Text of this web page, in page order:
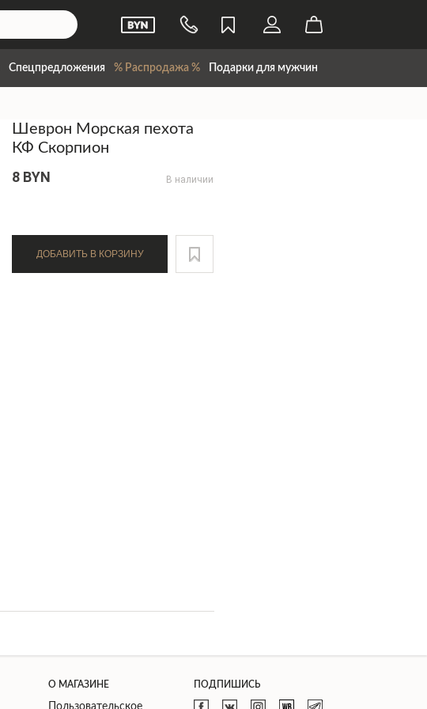
Спецпредложения % Распродажа % Подарки для мужчин
Шеврон Морская пехота
КФ Скорпион
8 BYN В наличии
ДОБАВИТЬ В КОРЗИНУ
О МАГАЗИНЕ
Пользовательское
ПОДПИШИСЬ